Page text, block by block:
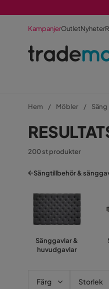
KampanjerOutletNyheter
Hem Möbler Säng
200 st produkter
Sängtillbehör &
Sänggavlar &
huvudgavlar
Färg Storlek